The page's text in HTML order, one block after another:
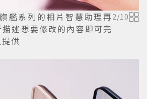
艦系列的相片智慧助理再
述想要修改的內容即可完
供
2/10